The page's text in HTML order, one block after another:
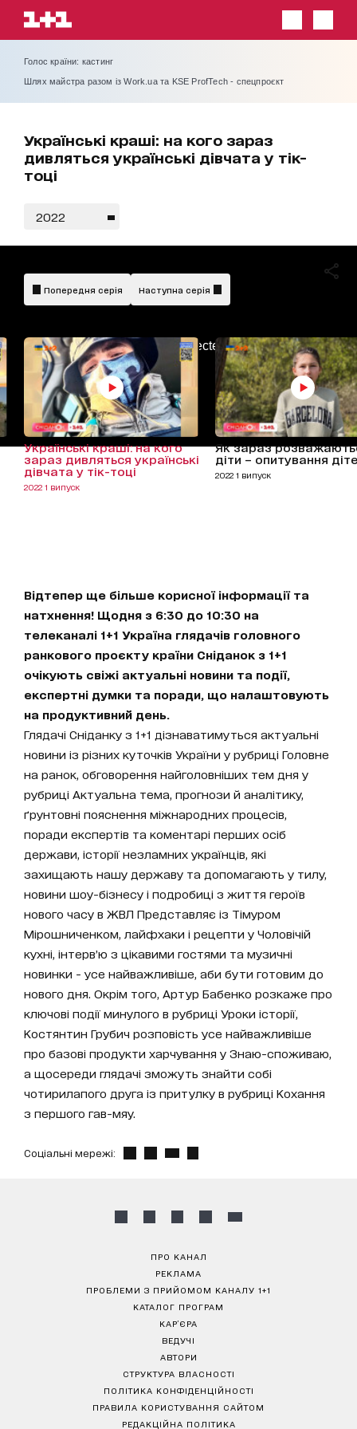
Голос країни: кастинг
Шлях майстра разом із Work.ua та KSE ProfTech - спецпроєкт
Українські краші: на кого зараз
дивляться українські дівчата у тік-
тоці
2022
AdBlockDetected!
Попередня серія Наступна серія
Українські краші: на кого
зараз дивляться українські
дівчата у тік-тоці
2022 1 випуск
Як зараз
діти – опитування
2022 1 випуск
Відтепер ще більше корисної інформації та
натхнення! Щодня з 6:30 до 10:30 на
телеканалі 1+1 Україна глядачів головного
ранкового проєкту країни Сніданок з 1+1
очікують свіжі актуальні новини та події,
експертні думки та поради, що налаштовують
на продуктивний день.
Глядачі Сніданку з 1+1 дізнаватимуться актуальні
новини із різних куточків України у рубриці Головне
на ранок, обговорення найголовніших тем дня у
рубриці Актуальна тема, прогнози й аналітику,
ґрунтовні пояснення міжнародних процесів,
поради експертів та коментарі перших осіб
держави, історії незламних українців, які
захищають нашу державу та допомагають у тилу,
новини шоу-бізнесу і подробиці з життя героїв
нового часу в ЖВЛ Представляє із Тімуром
Мірошниченком, лайфхаки і рецепти у Чоловічій
кухні, інтерв’ю з цікавими гостями та музичні
новинки - усе найважливіше, аби бути готовим до
нового дня. Окрім того, Артур Бабенко розкаже про
ключові події минулого в рубриці Уроки історії,
Костянтин Грубич розповість усе найважливіше
про базові продукти харчування у Знаю-споживаю,
а щосереди глядачі зможуть знайти собі
чотирилапого друга із притулку в рубриці Кохання
з першого гав-мяу.
Соціальні мережі:
ПРО КАНАЛ
РЕКЛАМА
ПРОБЛЕМИ З ПРИЙОМОМ КАНАЛУ 1+1
КАТАЛОГ ПРОГРАМ
КАР’ЄРА
ВЕДУЧІ
АВТОРИ
СТРУКТУРА ВЛАСНОСТІ
ПОЛІТИКА КОНФІДЕНЦІЙНОСТІ
ПРАВИЛА КОРИСТУВАННЯ САЙТОМ
РЕДАКЦІЙНА ПОЛІТИКА